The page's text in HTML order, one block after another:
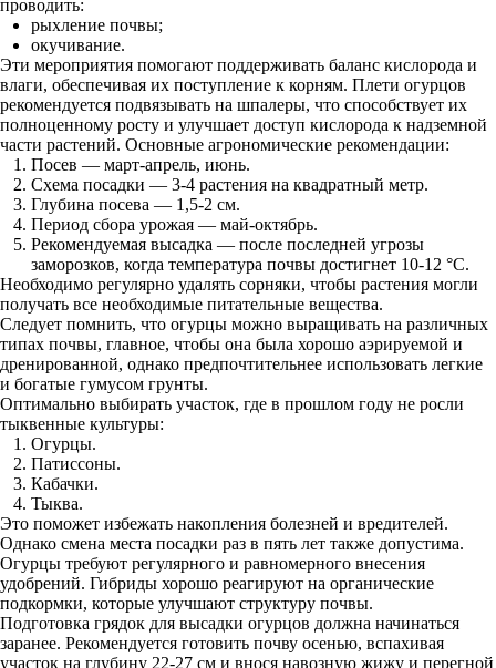
проводить:
рыхление почвы;
окучивание.
Эти мероприятия помогают поддерживать баланс кислорода и
влаги, обеспечивая их поступление к корням. Плети огурцов
рекомендуется подвязывать на шпалеры, что способствует их
полноценному росту и улучшает доступ кислорода к надземной
части растений. Основные агрономические рекомендации:
Посев — март-апрель, июнь.
Схема посадки — 3-4 растения на квадратный метр.
Глубина посева — 1,5-2 см.
Период сбора урожая — май-октябрь.
Рекомендуемая высадка — после последней угрозы
заморозков, когда температура почвы достигнет 10-12 °C.
Необходимо регулярно удалять сорняки, чтобы растения могли
получать все необходимые питательные вещества.
Следует помнить, что огурцы можно выращивать на различных
типах почвы, главное, чтобы она была хорошо аэрируемой и
дренированной, однако предпочтительнее использовать легкие
и богатые гумусом грунты.
Оптимально выбирать участок, где в прошлом году не росли
тыквенные культуры:
Огурцы.
Патиссоны.
Кабачки.
Тыква.
Это поможет избежать накопления болезней и вредителей.
Однако смена места посадки раз в пять лет также допустима.
Огурцы требуют регулярного и равномерного внесения
удобрений. Гибриды хорошо реагируют на органические
подкормки, которые улучшают структуру почвы.
Подготовка грядок для высадки огурцов должна начинаться
заранее. Рекомендуется готовить почву осенью, вспахивая
участок на глубину 22-27 см и внося навозную жижу и перегной